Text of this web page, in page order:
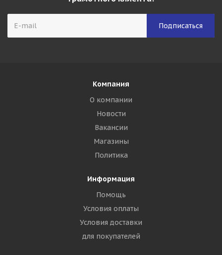
Компания
О компании
Новости
Вакансии
Магазины
Политика
Информация
Помощь
Условия оплаты
Условия доставки
для покупателей